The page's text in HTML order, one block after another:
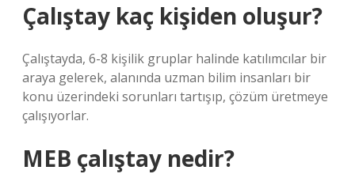
Çalıştay kaç kişiden oluşur?
Çalıştayda, 6-8 kişilik gruplar halinde katılımcılar bir
araya gelerek, alanında uzman bilim insanları bir
konu üzerindeki sorunları tartışıp, çözüm üretmeye
çalışıyorlar.
MEB çalıştay nedir?